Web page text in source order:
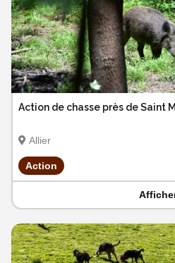
Action de chasse près de Saint
Allier
Action